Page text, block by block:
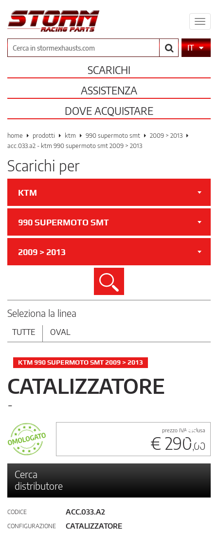
il
CercaIT
SCARICHI
ASSISTENZA
DOVE ACQUISTARE
home prodotti ktm 990 supermoto smt
2009 > 2013
acc.033.a2 - ktm 990 supermoto smt 2009 > 2013
Scarichi per
KTM
990 SUPERMOTO SMT
2009 > 2013
Cerca
Seleziona la linea
TUTTE OVAL
KTM 990 SUPERMOTO SMT 2009 > 2013
CATALIZZATORE
-
prezzo IVA esclusa
€ 290,00
Cerca
distributore
CODICE ACC.033.A2
CONFIGURAZIONE CATALIZZATORE